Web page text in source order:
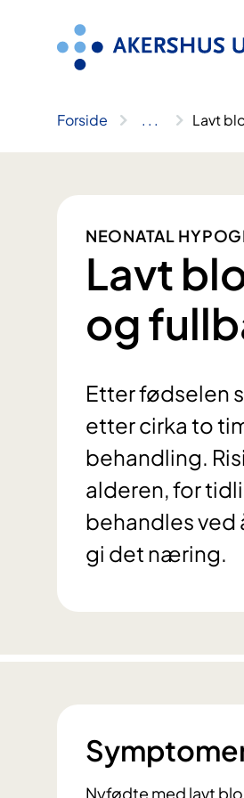
Forside .. . Lavt
NEONATAL
Lavt
og
Etter fødselen
etter cirka to
behandling.
alderen, for
behandles ved
gi det næring.
Nyfødte med lavt